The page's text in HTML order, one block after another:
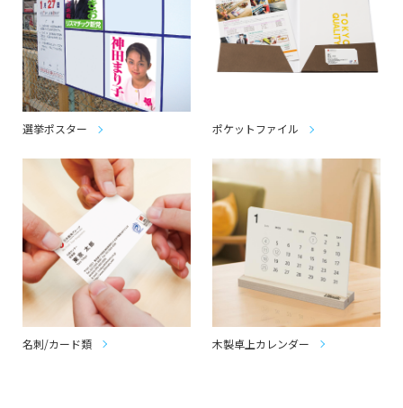
選挙ポスター ポケットファイル
名刺/カード類 木製卓上カレンダー